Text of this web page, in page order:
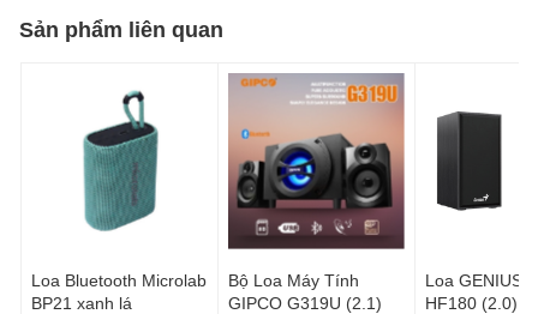
Sản phẩm liên quan
Loa Bluetooth Microlab
BP21 xanh lá
Bộ Loa Máy Tính
GIPCO G319U (2.1)
Loa GENIUS
HF180 (2.0)